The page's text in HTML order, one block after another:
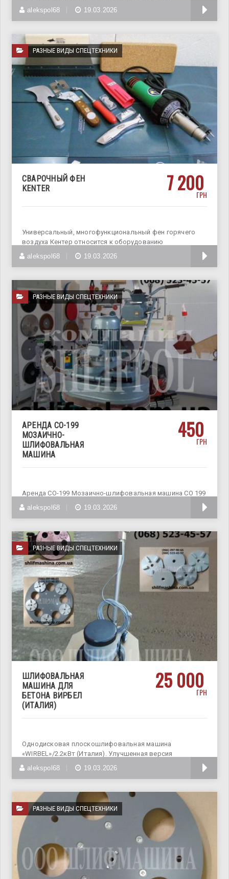
надёжной, мобильной, производительной
alekspol68 19.03.2026
РАЗНЫЕ ВИДЫ СПЕЦТЕХНИКИ
СВАРОЧНЫЙ ФЕН
KENTER
7 200
ГРН
Универсальный, многофункциональный фен горячего
воздуха Кентер относится к оборудованию
профессионального
alekspol68 19.03.2026
РАЗНЫЕ ВИДЫ СПЕЦТЕХНИКИ
АРЕНДА СО-199
МОЗАИЧНО-
ШЛИФОВАЛЬНАЯ
МАШИНА
450
ГРН
Аренда СО-199 Мозаично-шлифовальная машина СО 199
– это строительно-отделочное оборудование,
alekspol68 19.03.2026
РАЗНЫЕ ВИДЫ СПЕЦТЕХНИКИ
ШЛИФОВАЛЬНАЯ
МАШИНА ДЛЯ
БЕТОНА ВИРБЕЛ
(ИТАЛИЯ)
25 000
ГРН
Однодисковая плоскошлифовальная машина
«WIRBEL»/2.2кВт (Италия). Улучшенная версия
надёжной, мобильной, производительной
alekspol68 19.03.2026
РАЗНЫЕ ВИДЫ СПЕЦТЕХНИКИ